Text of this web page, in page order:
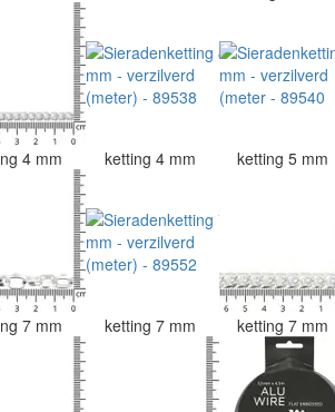
4 mm ketting 4 mm ketting 5 mm
7 mm ketting 7 mm ketting 7 mm